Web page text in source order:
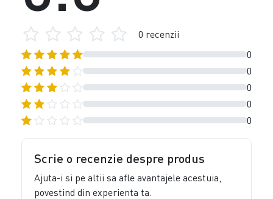
0
0
0
0
0
0 recenzii
Scrie o recenzie despre produs
Ajuta-i si pe altii sa afle avantajele acestuia,
povestind din experienta ta.